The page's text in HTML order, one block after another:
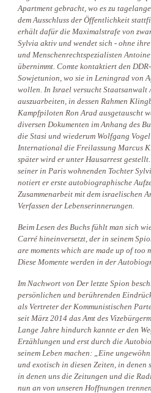
Apartment gebracht, wo es zu
dem Ausschluss der Öffentlichkeit
erhält dafür die Maximalstrafe von
Sylvia aktiv und wendet sich - ohne
und Menschenrechtspezialisten
übernimmt. Comte kontaktiert den
Sowjetunion, wo sie in Leningrad von
wollen. In Israel versucht
auszuarbeiten, in dessen Rahmen
Kampfpiloten Ron Arad ausgetauscht
diversen Dokumenten im Anhang des
die Stasi und wiederum Wolfgang
International die Freilassung Marcus
später wird er unter Hausarrest
seiner in Paris wohnenden Tochter
notiert er erste autobiographische
Zusammenarbeit mit dem israelischen
Verfassen der Lebenserinnerungen.
Beim Lesen des Buchs fühlt man sich
Carré hineinversetzt, der in seinem
are moments which are made up of too
Diese Momente werden in der
Im Nachwort von Der letzte Spion
persönlichen und berührenden
als Vertreter der Kommunistischen
seit März 2014 das Amt des
Lange Jahre hindurch kannte er den
Erzählungen und erst durch die
seinem Leben machen: „Eine
und exotisch in diesen Zeiten, in denen
in denen uns die Zeitungen und die
nun an von unseren Hoffnungen